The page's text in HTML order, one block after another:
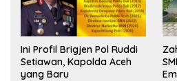
Ini Profil Brigjen Pol Ruddi
Setiawan, Kapolda Aceh
yang Baru